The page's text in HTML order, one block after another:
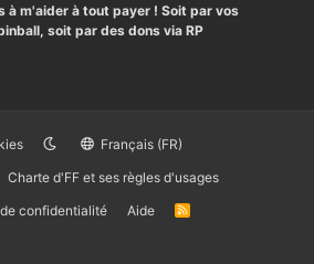
à m'aider à tout payer ! Soit par vos
soit par des dons via RP
Français (FR)
Charte d'FF et ses règles d'usages
confidentialité
Aide
R